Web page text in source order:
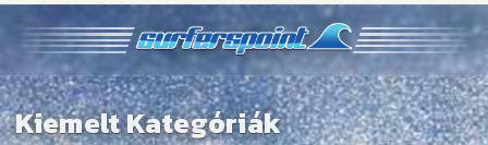
Kiemelt Kategóriák